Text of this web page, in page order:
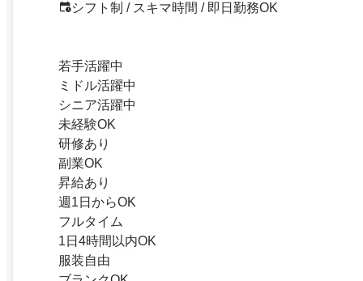
シフト制 / スキマ時間 / 即日勤務OK
若手活躍中
ミドル活躍中
シニア活躍中
未経験OK
研修あり
副業OK
昇給あり
週1日からOK
フルタイム
1日4時間以内OK
服装自由